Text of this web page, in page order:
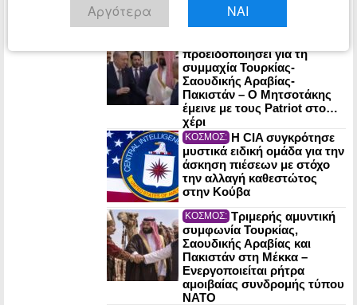
προειδοποιήσει για τη
συμμαχία Τουρκίας-
Σαουδικής Αραβίας-
Πακιστάν – Ο Μητσοτάκης
έμεινε με τους Patriot στο…
χέρι
ΚΟΣΜΟΣ: Η CIA συγκρότησε
μυστικά ειδική ομάδα για την
άσκηση πιέσεων με στόχο
την αλλαγή καθεστώτος
στην Κούβα
ΚΟΣΜΟΣ: Τριμερής αμυντική
συμφωνία Τουρκίας,
Σαουδικής Αραβίας και
Πακιστάν στη Μέκκα –
Ενεργοποιείται ρήτρα
αμοιβαίας συνδρομής τύπου
NATO
Αργότερα ΝΑΙ